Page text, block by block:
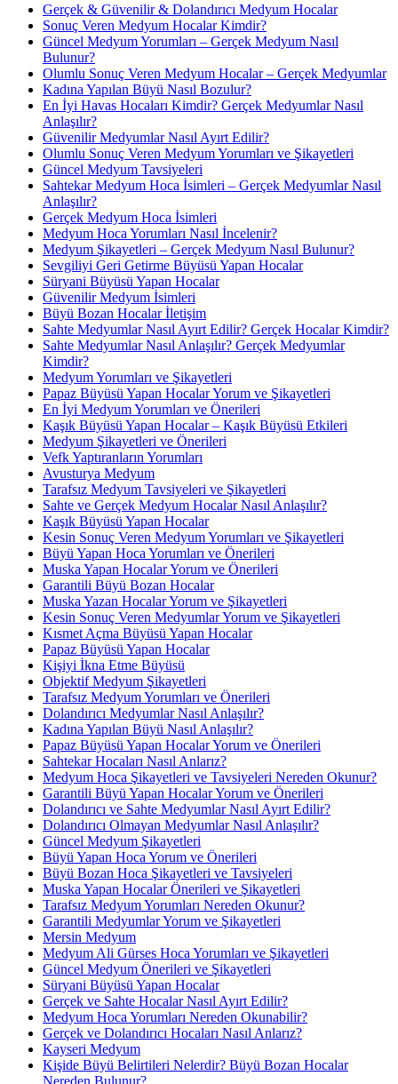
Gerçek & Güvenilir & Dolandırıcı Medyum Hocalar
Sonuç Veren Medyum Hocalar Kimdir?
Güncel Medyum Yorumları – Gerçek Medyum Nasıl
Bulunur?
Olumlu Sonuç Veren Medyum Hocalar – Gerçek Medyumlar
Kadına Yapılan Büyü Nasıl Bozulur?
En İyi Havas Hocaları Kimdir? Gerçek Medyumlar Nasıl
Anlaşılır?
Güvenilir Medyumlar Nasıl Ayırt Edilir?
Olumlu Sonuç Veren Medyum Yorumları ve Şikayetleri
Güncel Medyum Tavsiyeleri
Sahtekar Medyum Hoca İsimleri – Gerçek Medyumlar Nasıl
Anlaşılır?
Gerçek Medyum Hoca İsimleri
Medyum Hoca Yorumları Nasıl İncelenir?
Medyum Şikayetleri – Gerçek Medyum Nasıl Bulunur?
Sevgiliyi Geri Getirme Büyüsü Yapan Hocalar
Süryani Büyüsü Yapan Hocalar
Güvenilir Medyum İsimleri
Büyü Bozan Hocalar İletişim
Sahte Medyumlar Nasıl Ayırt Edilir? Gerçek Hocalar Kimdir?
Sahte Medyumlar Nasıl Anlaşılır? Gerçek Medyumlar
Kimdir?
Medyum Yorumları ve Şikayetleri
Papaz Büyüsü Yapan Hocalar Yorum ve Şikayetleri
En İyi Medyum Yorumları ve Önerileri
Kaşık Büyüsü Yapan Hocalar – Kaşık Büyüsü Etkileri
Medyum Şikayetleri ve Önerileri
Vefk Yaptıranların Yorumları
Avusturya Medyum
Tarafsız Medyum Tavsiyeleri ve Şikayetleri
Sahte ve Gerçek Medyum Hocalar Nasıl Anlaşılır?
Kaşık Büyüsü Yapan Hocalar
Kesin Sonuç Veren Medyum Yorumları ve Şikayetleri
Büyü Yapan Hoca Yorumları ve Önerileri
Muska Yapan Hocalar Yorum ve Önerileri
Garantili Büyü Bozan Hocalar
Muska Yazan Hocalar Yorum ve Şikayetleri
Kesin Sonuç Veren Medyumlar Yorum ve Şikayetleri
Kısmet Açma Büyüsü Yapan Hocalar
Papaz Büyüsü Yapan Hocalar
Kişiyi İkna Etme Büyüsü
Objektif Medyum Şikayetleri
Tarafsız Medyum Yorumları ve Önerileri
Dolandırıcı Medyumlar Nasıl Anlaşılır?
Kadına Yapılan Büyü Nasıl Anlaşılır?
Papaz Büyüsü Yapan Hocalar Yorum ve Önerileri
Sahtekar Hocaları Nasıl Anlarız?
Medyum Hoca Şikayetleri ve Tavsiyeleri Nereden Okunur?
Garantili Büyü Yapan Hocalar Yorum ve Önerileri
Dolandırıcı ve Sahte Medyumlar Nasıl Ayırt Edilir?
Dolandırıcı Olmayan Medyumlar Nasıl Anlaşılır?
Güncel Medyum Şikayetleri
Büyü Yapan Hoca Yorum ve Önerileri
Büyü Bozan Hoca Şikayetleri ve Tavsiyeleri
Muska Yapan Hocalar Önerileri ve Şikayetleri
Tarafsız Medyum Yorumları Nereden Okunur?
Garantili Medyumlar Yorum ve Şikayetleri
Mersin Medyum
Medyum Ali Gürses Hoca Yorumları ve Şikayetleri
Güncel Medyum Önerileri ve Şikayetleri
Süryani Büyüsü Yapan Hocalar
Gerçek ve Sahte Hocalar Nasıl Ayırt Edilir?
Medyum Hoca Yorumları Nereden Okunabilir?
Gerçek ve Dolandırıcı Hocaları Nasıl Anlarız?
Kayseri Medyum
Kişide Büyü Belirtileri Nelerdir? Büyü Bozan Hocalar
Nereden Bulunur?